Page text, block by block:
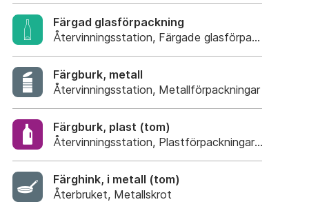
Färgad glasförpackning
Återvinningsstation, Färgade glasförpackningar
Färgburk, metall
Återvinningsstation, Metallförpackningar
Färgburk, plast (tom)
Återvinningsstation, Plastförpackningar. Eller
Färghink, i metall (tom)
Återbruket, Metallskrot